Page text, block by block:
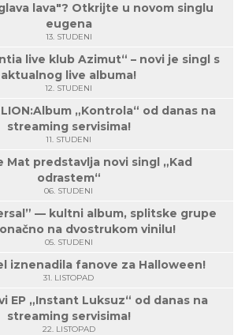
lava"? Otkrijte u novom singlu
eugena
13. STUDENI
live klub Azimut“ – novi je singl s
aktualnog live albuma!
12. STUDENI
„Kontrola“ od danas na
streaming servisima!
11. STUDENI
Mat predstavlja novi singl „Kad
odrastem“
06. STUDENI
— kultni album, splitske grupe
na dvostrukom vinilu!
05. STUDENI
iznenadila fanove za Halloween!
31. LISTOPAD
EP „Instant Luksuz“ od danas na
streaming servisima!
22. LISTOPAD